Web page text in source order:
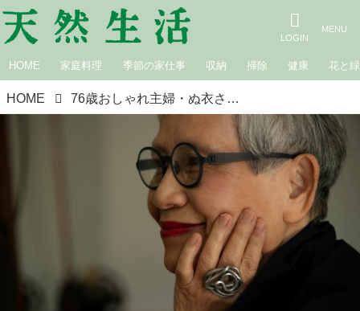
HOME 家庭料理 季節の家仕事 収納 掃除 健康 花と緑
HOME 76歳おしゃれ主婦・ぬ衣さんの「赤い口紅」は私らしさのスイッチを入れるおまじない。35年続く“メイク”のマイルール｜小さな幸せを重ねる暮らし